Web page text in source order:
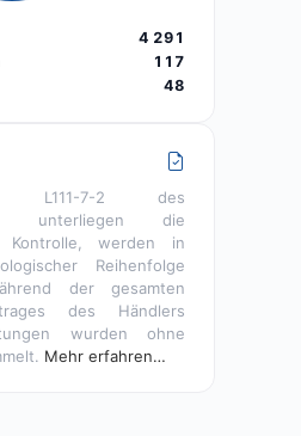
4 291
117
48
L111-7-2 des
unterliegen die
Kontrolle, werden in
Reihenfolge
der gesamten
des Händlers
wurden ohne
Mehr erfahren…